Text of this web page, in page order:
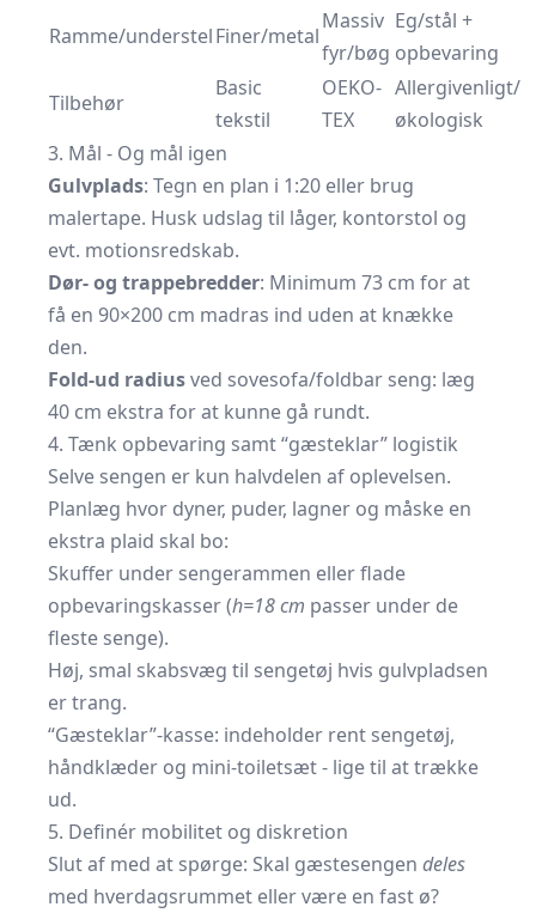
Ramme/understelFiner/metal
Massiv
fyr/bøg
Eg/stål +
opbevaring
Tilbehør
Basic
tekstil
OEKO-
TEX
Allergivenligt/
økologisk
3. Mål - Og mål igen
Gulvplads: Tegn en plan i 1:20 eller brug
malertape. Husk udslag til låger, kontorstol og
evt. motions­redskab.
Dør- og trappebredder: Minimum 73 cm for at
få en 90×200 cm madras ind uden at knække
den.
Fold-ud radiusved sovesofa/foldbar seng: læg
40 cm ekstra for at kunne gå rundt.
4. Tænk opbevaring samt “gæsteklar” logistik
Selve sengen er kun halvdelen af oplevelsen.
Planlæg hvor dyner, puder, lagner og måske en
ekstra plaid skal bo:
Skuffer under sengerammen eller flade
opbevarings­kasser (h=18 cm passer under de
fleste senge).
Høj, smal skabsvæg til sengetøj hvis gulvpladsen
er trang.
“Gæsteklar”-kasse: indeholder rent sengetøj,
håndklæder og mini-toiletsæt - lige til at trække
ud.
5. Definér mobilitet og diskretion
Slut af med at spørge: Skal gæstesengen deles
med hverdagsrummet eller være en fast ø?